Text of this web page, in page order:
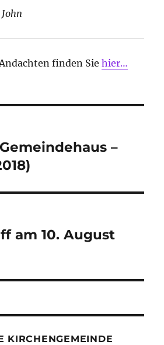
finden Siehier…
–
am 10. August
KIRCHENGEMEINDE